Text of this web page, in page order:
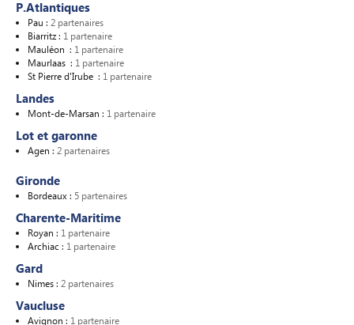
P.Atlantiques
Pau : 2 partenaires
Biarritz : 1 partenaire
Mauléon : 1 partenaire
Maurlaas : 1 partenaire
St Pierre d'Irube : 1 partenaire
Landes
Mont-de-Marsan : 1 partenaire
Lot et garonne
Agen : 2 partenaires
Gironde
Bordeaux : 5 partenaires
Charente-Maritime
Royan : 1 partenaire
Archiac : 1 partenaire
Gard
Nimes : 2 partenaires
Vaucluse
Avignon : 1 partenaire